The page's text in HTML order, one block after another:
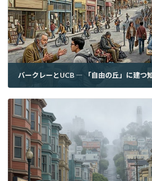
バークレーとUCB ― 「自由の丘」に建つ